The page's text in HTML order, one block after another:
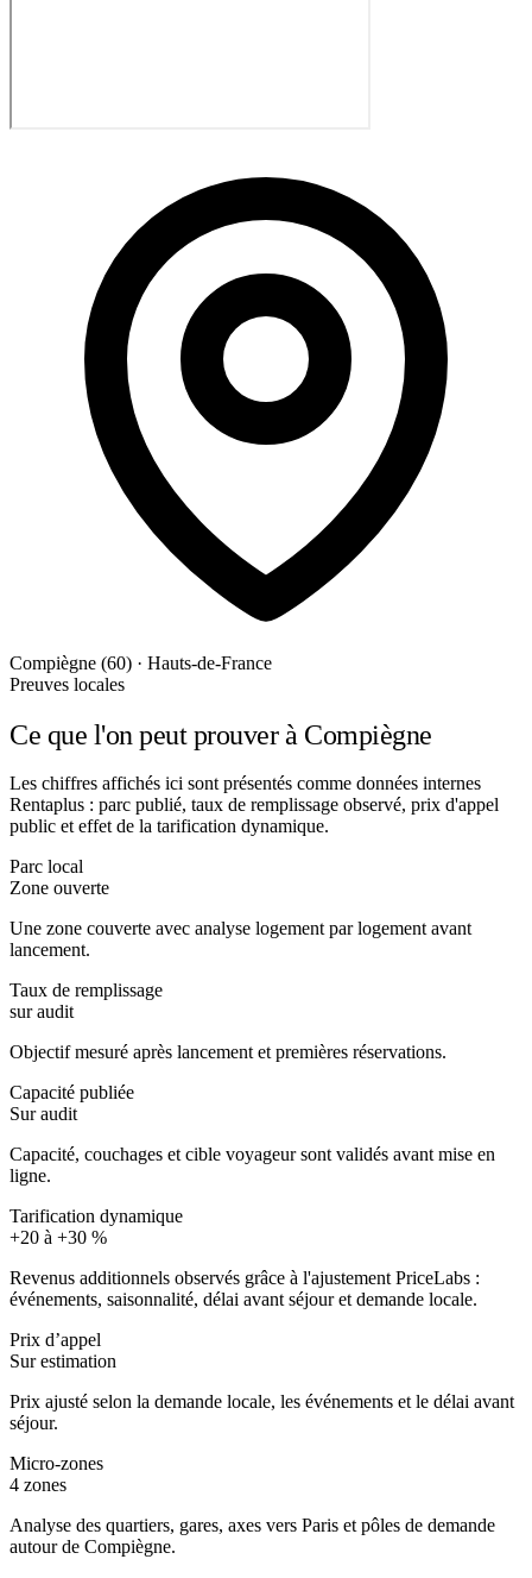
Compiègne (60) · Hauts-de-France
Preuves locales
Ce que l'on peut prouver à Compiègne
Les chiffres affichés ici sont présentés comme données internes
Rentaplus : parc publié, taux de remplissage observé, prix d'appel
public et effet de la tarification dynamique.
Parc local
Zone ouverte
Une zone couverte avec analyse logement par logement avant
lancement.
Taux de remplissage
sur audit
Objectif mesuré après lancement et premières réservations.
Capacité publiée
Sur audit
Capacité, couchages et cible voyageur sont validés avant mise en
ligne.
Tarification dynamique
+20 à +30 %
Revenus additionnels observés grâce à l'ajustement PriceLabs :
événements, saisonnalité, délai avant séjour et demande locale.
Prix d’appel
Sur estimation
Prix ajusté selon la demande locale, les événements et le délai avant
séjour.
Micro-zones
4 zones
Analyse des quartiers, gares, axes vers Paris et pôles de demande
autour de Compiègne.